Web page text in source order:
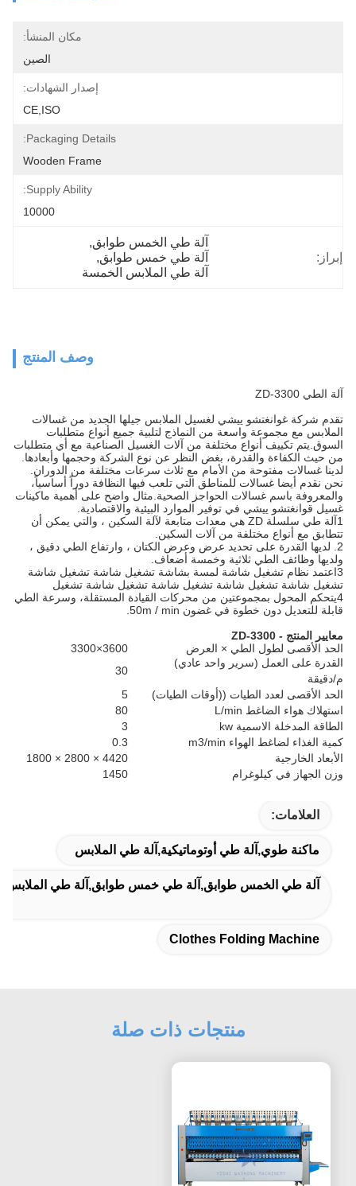
مكان المنشأ:
الصين
إصدار الشهادات:
CE,ISO
Packaging Details:
Wooden Frame
Supply Ability:
10000
إبراز:
آلة طي الخمس طوابق,
آلة طي خمس طوابق,
آلة طي الملابس الخمسة
وصف المنتج
آلة الطي ZD-3300
تقدم شركة غوانغتشو ييشي لغسيل الملابس جيلها الجديد من غسالات
الملابس مع مجموعة واسعة من النماذج لتلبية جميع أنواع متطلبات
السوق.يتم تكييف أنواع مختلفة من آلات الغسيل الصناعية مع أي متطلبات
من حيث الكفاءة والقدرة، بغض النظر عن نوع الشركة وحجمها وأبعادها.
لدينا غسالات مفتوحة من الأمام مع ثلاث سرعات مختلفة من الدوران.
نحن نقدم أيضا غسالات للمناطق التي تلعب فيها النظافة دوراً أساسياً،
والمعروفة باسم غسالات الحواجز الصحية.مثال واضح على أهمية ماكينات
غسيل قوانغتشو ييشي في توفير الموارد البيئية والاقتصادية.
1آلة طي سلسلة ZD هي معدات متابعة لآلة السكين ، والتي يمكن أن
تتطابق مع أنواع مختلفة من آلات السكين.
2. لديها القدرة على تحديد عرض وعرض الكتان ، وارتفاع الطي دقيق ،
ولديها وظائف الطي ثلاثية وخمسة أضعاف.
3اعتمد نظام تشغيل شاشة لمسة بشاشة تشغيل شاشة تشغيل شاشة
تشغيل شاشة تشغيل شاشة تشغيل شاشة تشغيل شاشة تشغيل
4يتحكم المحول بمجموعتين من محركات القيادة المستقلة، وسرعة الطي
قابلة للتعديل دون خطوة في غضون 50m / min.
معايير المنتج - ZD-3300
الحد الأقصى لطول الطي × العرض
3600×3300
القدرة على العمل (سرير واحد عادي)
م/دقيقة
30
الحد الأقصى لعدد الطيات ((أوقات الطيات)
5
استهلاك هواء الضاغط L/min
80
الطاقة المدخلة الاسمية kw
كمية الغذاء لضاغط الهواء m3/min
0.3
الأبعاد الخارجية
4420 × 2800 × 1800
وزن الجهاز في كيلوغرام
1450
العلامات:
ماكنة طوي,آلة طي أوتوماتيكية,آلة طي الملابس
آلة طي الخمس طوابق,آلة طي خمس طوابق,آلة طي الملابس
Clothes Folding Machine
منتجات ذات صلة